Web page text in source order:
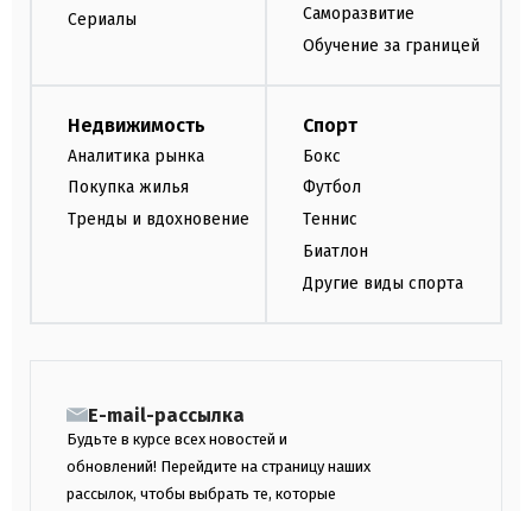
Сериалы
Саморазвитие
Обучение за границей
Недвижимость
Аналитика рынка
Покупка жилья
Тренды и вдохновение
Спорт
Бокс
Футбол
Теннис
Биатлон
Другие виды спорта
E-mail-рассылка
Будьте в курсе всех новостей и
обновлений! Перейдите на страницу наших
рассылок, чтобы выбрать те, которые